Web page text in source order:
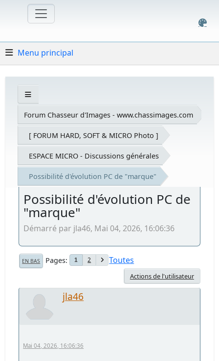
Menu principal
Forum Chasseur d'Images - www.chassimages.com
[ FORUM HARD, SOFT & MICRO Photo ]
ESPACE MICRO - Discussions générales
Possibilité d'évolution PC de "marque"
Possibilité d'évolution PC de
"marque"
Démarré par jla46, Mai 04, 2026, 16:06:36
EN BAS Pages 1 2 Toutes
Actions de l'utilisateur
jla46
Mai 04, 2026, 16:06:36